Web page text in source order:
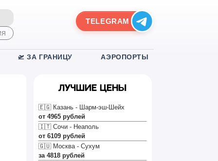
TELEGRAM
🛫 ЗА ГРАНИЦУ АЭРОПОРТЫ
Лучшие цены
🇪🇬 Казань - Шарм-эш-Шейх
от 4965 рублей
🇮🇹 Сочи - Неаполь
от 6109 рублей
🇬🇺 Москва - Сухум
за 4818 рублей